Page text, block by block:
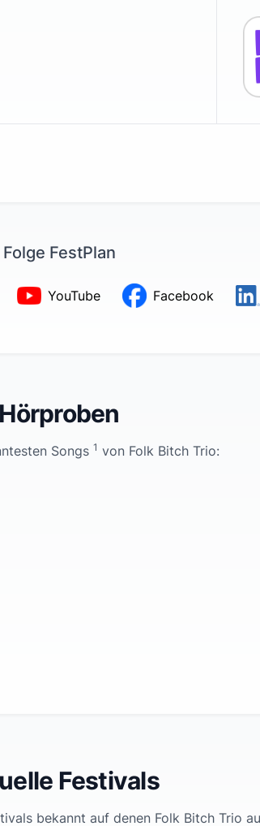
Folge FestPlan
YouTube Facebook
Hörproben
Songs 1 von Folk Bitch Trio:
Festivals
bekannt auf denen Folk Bitch Trio